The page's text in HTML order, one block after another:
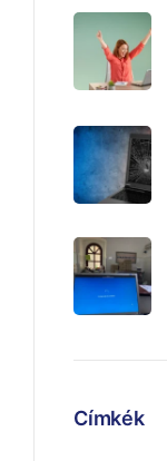
Címkék